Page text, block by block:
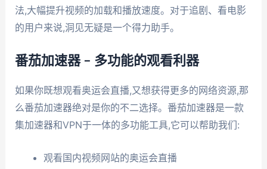
法,大幅提升视频的加载和播放速度。对于追剧、看电影
的用户来说,洞见无疑是一个得力助手。
番茄加速器 – 多功能的观看利器
如果你既想观看奥运会直播,又想获得更多的网络资源,那
么番茄加速器绝对是你的不二选择。番茄加速器是一款
集加速器和VPN于一体的多功能工具,它可以帮助我们:
观看国内视频网站的奥运会直播